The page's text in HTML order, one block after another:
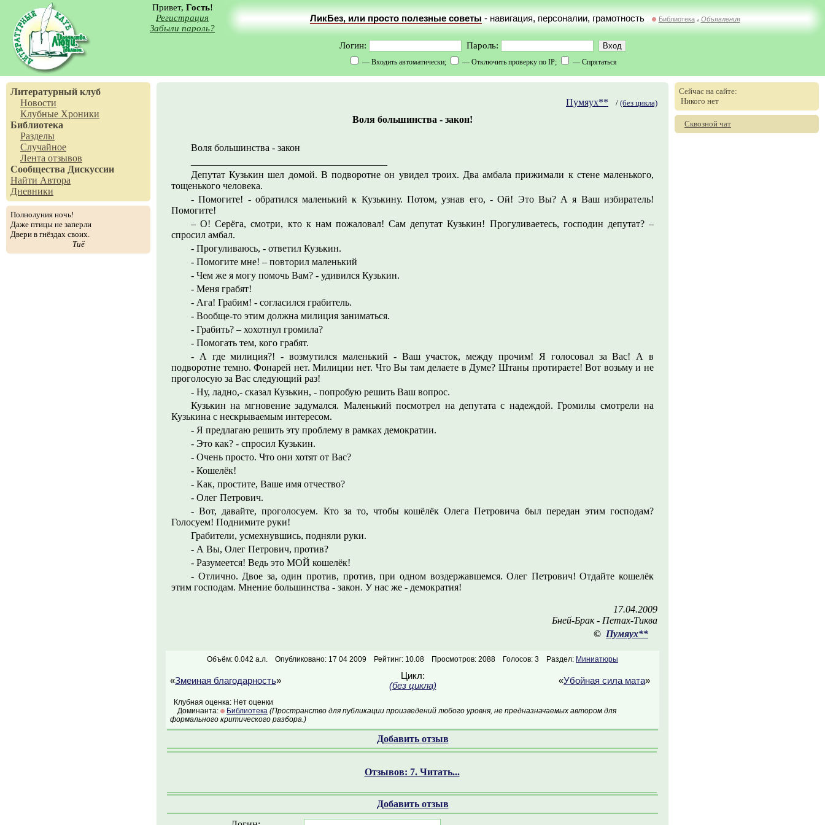
Привет, Гость!
Регистрация
Забыли пароль?
ЛикБез, или просто полезные советы - навигация, персоналии, грамотность Библиотека // Объявления
Логин: Пароль:
— Входить автоматически; — Отключить проверку по IP; — Спрятаться
Литературный клуб
Новости
Клубные Хроники
Библиотека
Разделы
Случайное
Лента отзывов
Сообщества Дискуссии
Найти Автора
Дневники
Полнолуния ночь!
Даже птицы не заперли
Двери в гнёздах своих.
Тиё
Пумяух** / (без цикла)
Воля большинства - закон!
Воля большинства - закон
Депутат Кузькин шел домой. В подворотне он увидел троих. Два амбала прижимали к стене маленького,
тощенького человека.
- Помогите! - обратился маленький к Кузькину. Потом, узнав его, - Ой! Это Вы? А я Ваш избиратель!
Помогите!
– О! Серёга, смотри, кто к нам пожаловал! Сам депутат Кузькин! Прогуливаетесь, господин депутат? –
спросил амбал.
- Прогуливаюсь, - ответил Кузькин.
- Помогите мне! – повторил маленький
- Чем же я могу помочь Вам? - удивился Кузькин.
- Меня грабят!
- Ага! Грабим! - согласился грабитель.
- Вообще-то этим должна милиция заниматься.
- Грабить? – хохотнул громила?
- Помогать тем, кого грабят.
- А где милиция?! - возмутился маленький - Ваш участок, между прочим! Я голосовал за Вас! А в
подворотне темно. Фонарей нет. Милиции нет. Что Вы там делаете в Думе? Штаны протираете! Вот возьму и не
проголосую за Вас следующий раз!
- Ну, ладно,- сказал Кузькин, - попробую решить Ваш вопрос.
Кузькин на мгновение задумался. Маленький посмотрел на депутата с надеждой. Громилы смотрели на
Кузькина с нескрываемым интересом.
- Я предлагаю решить эту проблему в рамках демократии.
- Это как? - спросил Кузькин.
- Очень просто. Что они хотят от Вас?
- Кошелёк!
- Как, простите, Ваше имя отчество?
- Олег Петрович.
- Вот, давайте, проголосуем. Кто за то, чтобы кошёлёк Олега Петровича был передан этим господам?
Голосуем! Поднимите руки!
Грабители, усмехнувшись, подняли руки.
- А Вы, Олег Петрович, против?
- Разумеется! Ведь это МОЙ кошелёк!
- Отлично. Двое за, один против, против, при одном воздержавшемся. Олег Петрович! Отдайте кошелёк
этим господам. Мнение большинства - закон. У нас же - демократия!
17.04.2009
Бней-Брак - Петах-Тиква
© Пумяух**
Объём: 0.042 а.л. Опубликовано: 17 04 2009 Рейтинг: 10.08 Просмотров: 2088 Голосов: 3 Раздел: Миниатюры
«Змеиная благодарность»
Цикл:
(без цикла)
«Убойная сила мата»
Клубная оценка: Нет оценки
Доминанта:
Библиотека (Пространство для публикации произведений любого уровня, не предназначаемых автором для
формального критического разбора.)
Добавить отзыв
Отзывов: 7. Читать...
Добавить отзыв
Сейчас на сайте:
Никого нет
Сквозной чат